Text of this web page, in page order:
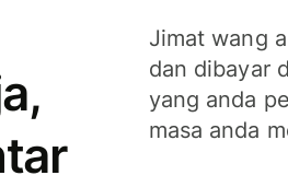
Jimat wang
dan dibayar
yang anda
masa anda